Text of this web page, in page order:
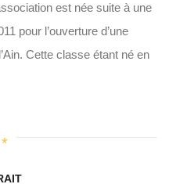
est née suite à une
pour l’ouverture d’une
Cette classe étant né en